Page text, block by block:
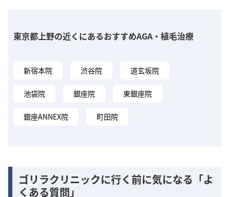
東京都上野の近くにあるおすすめAGA・植毛治療
新宿本院 渋谷院 道玄坂院
池袋院 銀座院 東銀座院
銀座ANNEX院 町田院
ゴリラクリニックに行く前に気になる「よ
くある質問」